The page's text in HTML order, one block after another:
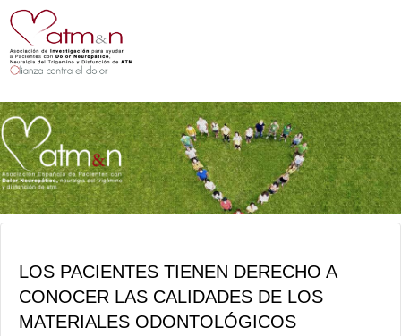
LOS PACIENTES TIENEN DERECHO A
CONOCER LAS CALIDADES DE LOS
MATERIALES ODONTOLÓGICOS